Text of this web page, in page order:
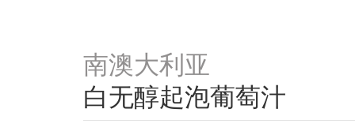
南澳大利亚
白无醇起泡葡萄汁